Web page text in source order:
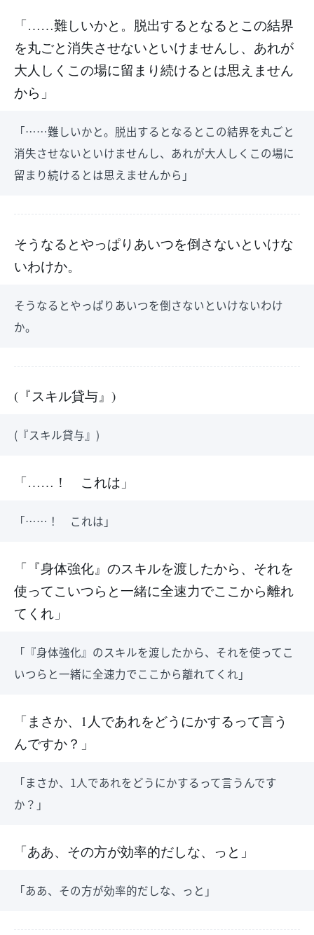
「……難しいかと。脱出するとなるとこの結界
を丸ごと消失させないといけませんし、あれが
大人しくこの場に留まり続けるとは思えません
から」
「……難しいかと。脱出するとなるとこの結界を丸ごと
消失させないといけませんし、あれが大人しくこの場に
留まり続けるとは思えませんから」
そうなるとやっぱりあいつを倒さないといけな
いわけか。
そうなるとやっぱりあいつを倒さないといけないわけ
か。
(『スキル貸与』)
(『スキル貸与』)
「……！ これは」
「……！ これは」
「『身体強化』のスキルを渡したから、それを
使ってこいつらと一緒に全速力でここから離れ
てくれ」
「『身体強化』のスキルを渡したから、それを使ってこ
いつらと一緒に全速力でここから離れてくれ」
「まさか、1人であれをどうにかするって言う
んですか？」
「まさか、1人であれをどうにかするって言うんです
か？」
「ああ、その方が効率的だしな、っと」
「ああ、その方が効率的だしな、っと」